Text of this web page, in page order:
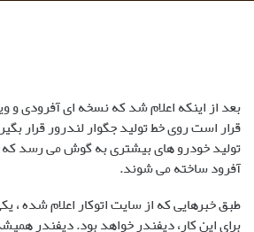
بعد از اینکه اعلام شد که نسخه ای آفرودی و
قرار است روی خط تولید جگوار لندرور قرار
تولید خودرو های بیشتری به گوش می رسد که
آفرود ساخته می شوند.
طبق خبرهایی که از سایت اتوکار اعلام شده ،
برای این کار، دیفندر خواهد بود. دیفندر